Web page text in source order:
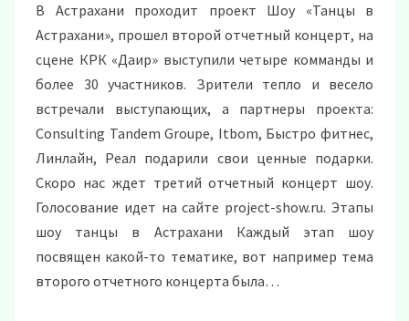
В Астрахани проходит проект Шоу «Танцы в
Астрахани», прошел второй отчетный концерт, на
сцене КРК «Даир» выступили четыре комманды и
более 30 участников. Зрители тепло и весело
встречали выступающих, а партнеры проекта:
Consulting Tandem Groupe, Itbom, Быстро фитнес,
Линлайн, Реал подарили свои ценные подарки.
Скоро нас ждет третий отчетный концерт шоу.
Голосование идет на сайте project-show.ru. Этапы
шоу танцы в Астрахани Каждый этап шоу
посвящен какой-то тематике, вот например тема
второго отчетного концерта была…